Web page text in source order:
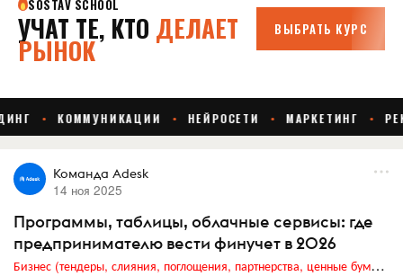
Команда Adesk
14 ноя 2025
Программы, таблицы, облачные сервисы: где
предпринимателю вести финучет в 2026
Бизнес (тендеры, слияния, поглощения, партнерства, ценные бумаги, акционеры, финансы и отчетность)